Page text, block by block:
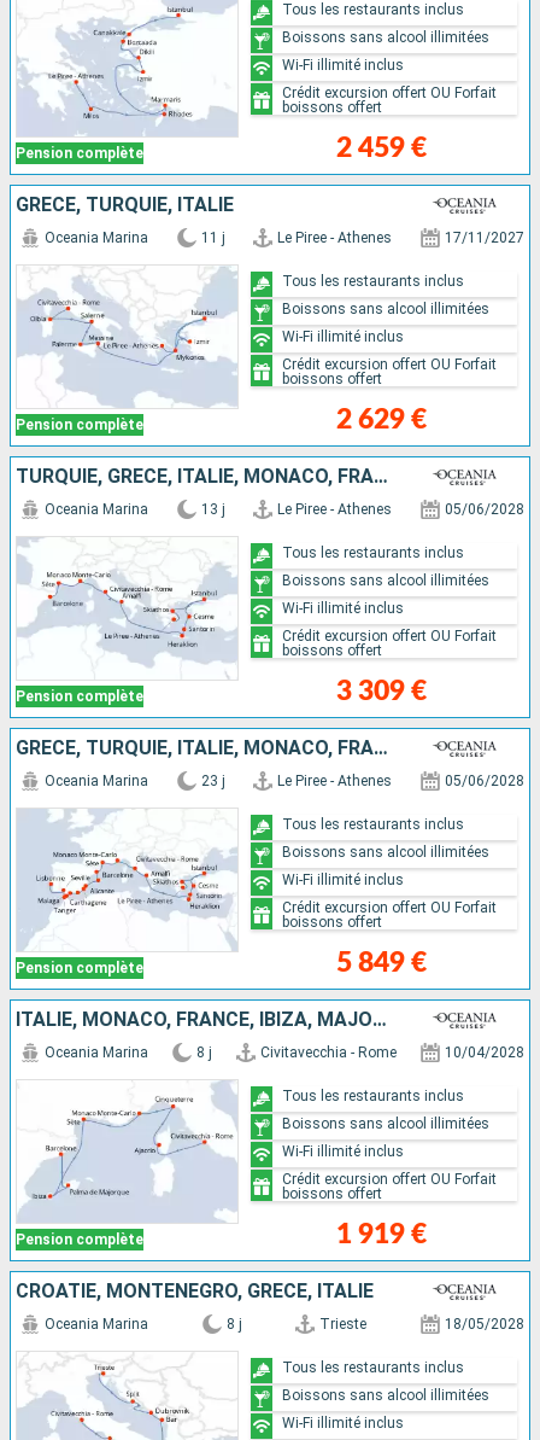
Pension complète 2 459 €
Tous les restaurants inclus
Boissons sans alcool illimitées
Wi-Fi illimité inclus
Crédit excursion offert OU Forfait
boissons offert
GRÈCE, TURQUIE, ITALIE
Pension complète
Oceania Marina 11 j Le Piree - Athenes 17/11/2027
2 629 €
Tous les restaurants inclus
Boissons sans alcool illimitées
Wi-Fi illimité inclus
Crédit excursion offert OU Forfait
boissons offert
TURQUIE, GRÈCE, ITALIE, MONACO, FRANCE, ESPAGNE
Pension complète
Oceania Marina 13 j Le Piree - Athenes 05/06/2028
3 309 €
Tous les restaurants inclus
Boissons sans alcool illimitées
Wi-Fi illimité inclus
Crédit excursion offert OU Forfait
boissons offert
GRÈCE, TURQUIE, ITALIE, MONACO, FRANCE, MAJORQUE, ESPAGNE, GIBRALTAR, MAROC, PORTUGAL
Pension complète
Oceania Marina 23 j Le Piree - Athenes 05/06/2028
5 849 €
Tous les restaurants inclus
Boissons sans alcool illimitées
Wi-Fi illimité inclus
Crédit excursion offert OU Forfait
boissons offert
ITALIE, MONACO, FRANCE, IBIZA, MAJORQUE, ESPAGNE
Pension complète
Oceania Marina 8 j Civitavecchia - Rome 10/04/2028
1 919 €
Tous les restaurants inclus
Boissons sans alcool illimitées
Wi-Fi illimité inclus
Crédit excursion offert OU Forfait
boissons offert
CROATIE, MONTÉNÉGRO, GRÈCE, ITALIE
Oceania Marina 8 j Trieste 18/05/2028
Tous les restaurants inclus
Boissons sans alcool illimitées
Wi-Fi illimité inclus